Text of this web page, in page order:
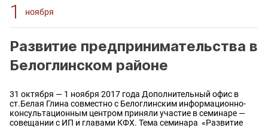
1 ноября
Развитие предпринимательства в
Белоглинском районе
31 октября — 1 ноября 2017 года Дополнительный офис в
ст.Белая Глина совместно с Белоглинским информационно-
консультационным центром приняли участие в семинаре —
совещании с ИП и главами КФХ. Тема семинара  «Развитие